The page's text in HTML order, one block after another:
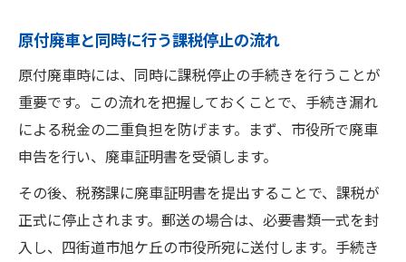
原付廃車と同時に行う課税停止の流れ
原付廃車時には、同時に課税停止の手続きを行うことが
重要です。この流れを把握しておくことで、手続き漏れ
による税金の二重負担を防げます。まず、市役所で廃車
申告を行い、廃車証明書を受領します。
その後、税務課に廃車証明書を提出することで、課税が
正式に停止されます。郵送の場合は、必要書類一式を封
入し、四街道市旭ケ丘の市役所宛に送付します。手続き